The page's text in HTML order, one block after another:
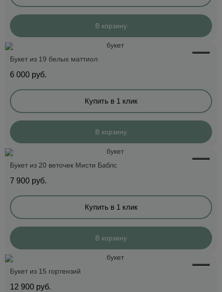
В корзину
Букет из 19 белых маттиол
6 000 руб.
Купить в 1 клик
В корзину
Букет из 20 веточек Мисти Баблс
7 900 руб.
Купить в 1 клик
В корзину
Букет из 15 гортензий
12 900 руб.